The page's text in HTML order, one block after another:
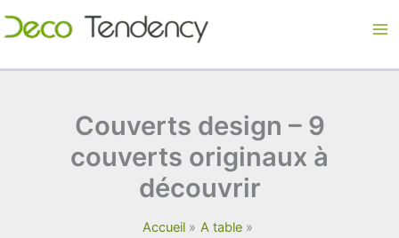
au
Couverts design – 9
couverts originaux à
découvrir
Accueil
A table